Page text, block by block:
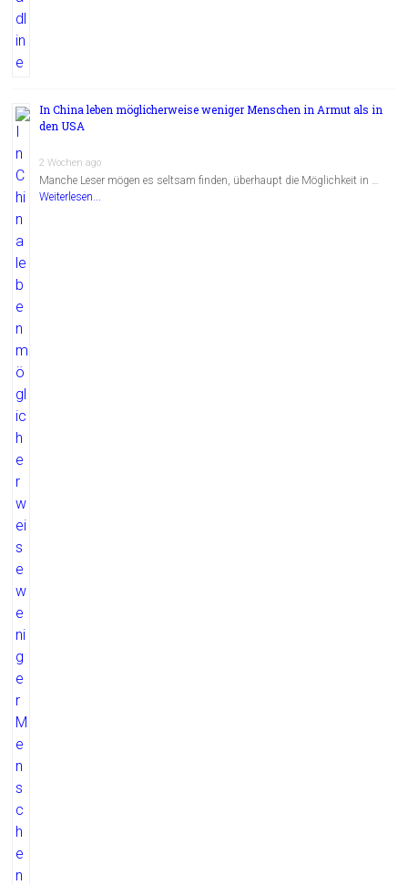
In China leben möglicherweise weniger Menschen in Armut als in
den USA
2 Wochen ago
Manche Leser mögen es seltsam finden, überhaupt die Möglichkeit in …
Weiterlesen...